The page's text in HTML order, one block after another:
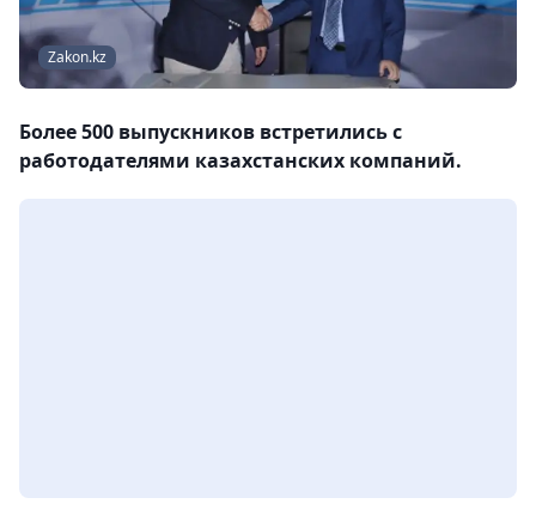
Zakon.kz
Более 500 выпускников встретились с
работодателями казахстанских компаний.